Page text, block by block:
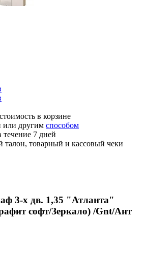
в корзине
или другим способом
7 дней
талон, товарный и кассовый чеки
х дв. 1,35 "Атланта"
софт/Зеркало) /Gnt/Ант